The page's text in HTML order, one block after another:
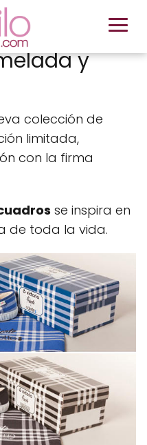
y
colección de
limitada,
con la firma
se inspira en
de toda la vida.